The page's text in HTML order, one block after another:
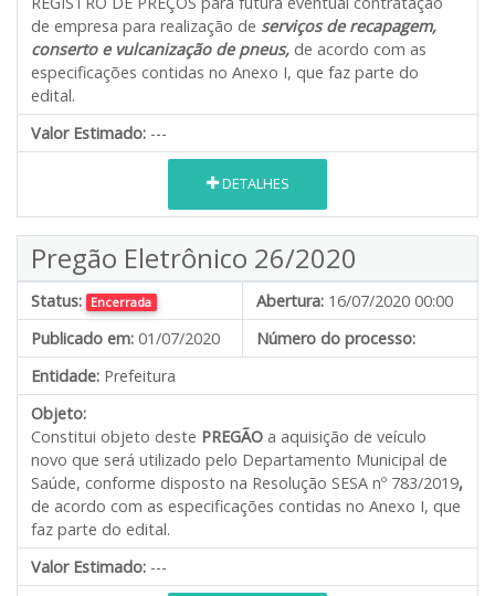
de empresa para realização de serviços de recapagem,
conserto e vulcanização de pneus, de acordo com as
especificações contidas no Anexo I, que faz parte do
edital.
Valor Estimado: ---
DETALHES
Pregão Eletrônico 26/2020
Status: Encerrada Abertura: 16/07/2020 00:00
Publicado em: 01/07/2020
Número do processo:
Entidade: Prefeitura
Objeto:
Constitui objeto deste PREGÃO a aquisição de veículo
novo que será utilizado pelo Departamento Municipal de
Saúde, conforme disposto na Resolução SESA nº 783/2019,
de acordo com as especificações contidas no Anexo I, que
faz parte do edital.
Valor Estimado: ---